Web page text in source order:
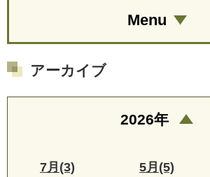
Menu
アーカイブ
2026年
7月(3) 5月(5)